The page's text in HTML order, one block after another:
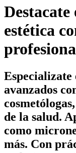
Destacate
estética
Especializate
avanzados
de la salud.
como
más. Con